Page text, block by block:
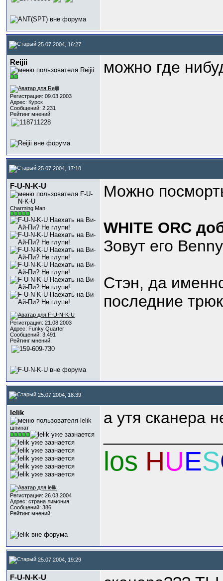
25.07.2004, 16:27
Reijii
Регистрация: 09.03.2003
Адрес: Курск
Сообщений: 2,231
Рейтинг мнений:
можно где
25.07.2004, 17:18
F-U-N-K-U
Charming Man
Регистрация: 21.08.2003
Адрес: Funky Quarter
Сообщений: 3,491
Рейтинг мнений:
Можно
WHITE ORC
Зовут его
Стэн, да
последние
25.07.2004, 18:39
lelik
шпинат
Регистрация: 26.03.2004
Адрес: страна лимония
Сообщений: 386
Рейтинг мнений:
а утя сканера
los HUES
25.07.2004, 19:29
F-U-N-K-U